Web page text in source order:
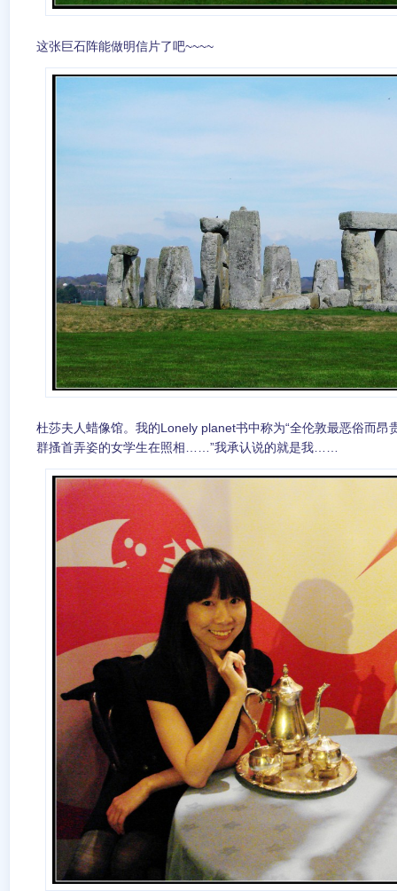
这张巨石阵能做明信片了吧~~~~
杜莎夫人蜡像馆。我的Lonely planet书中称为“全伦敦最恶俗而昂
群搔首弄姿的女学生在照相……”我承认说的就是我……